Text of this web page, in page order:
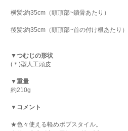
横髪:約35cm（頭頂部~鎖骨あたり）
後髪:約35cm（頭頂部~首の付け根あたり）
▼つむじの形状
(＊)型人工頭皮
▼重量
約210g
▼コメント
★色々使える軽めボブスタイル。